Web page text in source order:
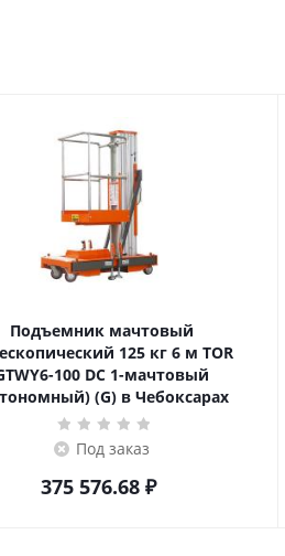
Подъемник мачтовый
125 кг 6 м TOR
100 DC 1-мачтовый
(G) в Чебоксарах
Под заказ
375 576.68₽